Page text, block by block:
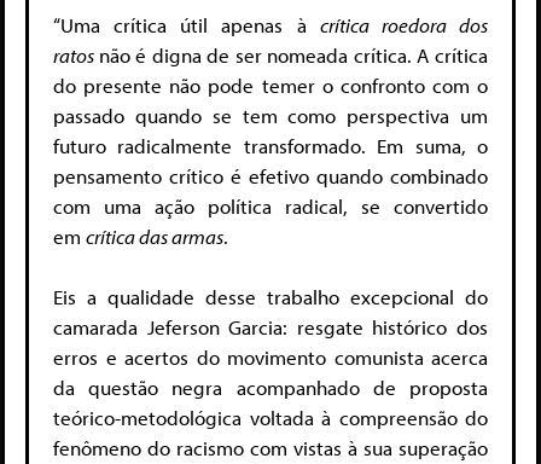
“Uma crítica útil apenas à crítica roedora dos
ratos não é digna de ser nomeada crítica. A crítica
do presente não pode temer o confronto com o
passado quando se tem como perspectiva um
futuro radicalmente transformado. Em suma, o
pensamento crítico é efetivo quando combinado
com uma ação política radical, se convertido
em crítica das armas.
Eis a qualidade desse trabalho excepcional do
camarada Jeferson Garcia: resgate histórico dos
erros e acertos do movimento comunista acerca
da questão negra acompanhado de proposta
teórico-metodológica voltada à compreensão do
fenômeno do racismo com vistas à sua superação